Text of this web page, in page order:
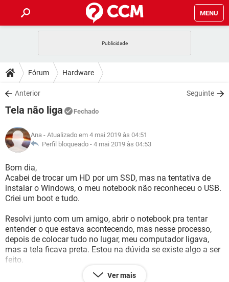
MENU
CELULAR
OUTLOOK
INSTAGRAM
GUIA DE COMPRAS
DICAS
JOGOS
INSTAGRAM GMAIL
GUIA DE COMPRAS
DOWNLOADS
JOGOS
CELULAR
OUTLOOK EXCEL
INSTAGRAM
GUIA DE COMPRAS
JOGOS WHATSAPP
CELULAR
OUTLOOK
INSTAGRAM GMAIL
GLOSSÁRIO
JOGOS
CELULAR FACEBOOK
OUTLOOK
INSTAGRAM GMAIL
GUIA DE COMPRAS
Fórum Hardware
Anterior Seguinte
Tela não liga Fechado
Ana - Atualizado em 4 mai 2019 às 04:51
Perfil bloqueado - 4 mai 2019 às 04:53
Bom dia,
Acabei de trocar um HD por um SSD, mas na tentativa de
instalar o Windows, o meu notebook não reconheceu o USB.
Criei um boot e tudo.
Resolvi junto com um amigo, abrir o notebook pra tentar
entender o que estava acontecendo, mas nesse processo,
depois de colocar tudo no lugar, meu computador ligava,
mas a tela ficava preta. Estou na dúvida se existe algo a ser
feito.
Ver mais